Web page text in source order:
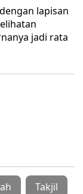
lapisan
jadi rata
Takjil